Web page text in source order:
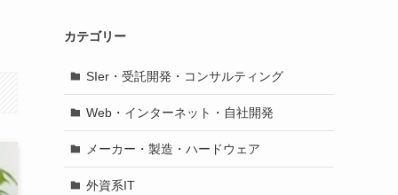
カテゴリー
SIer・受託開発・コンサルティング
Web・インターネット・自社開発
メーカー・製造・ハードウェア
外資系IT